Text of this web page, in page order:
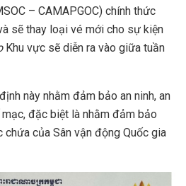
– CAMAPGOC) chính thức
sẽ thay loại vé mới cho sự kiện
Khu vực sẽ diễn ra vào giữa tuần
này nhằm đảm bảo an ninh, an
đặc biệt là nhằm đảm bảo
của Sân vận động Quốc gia